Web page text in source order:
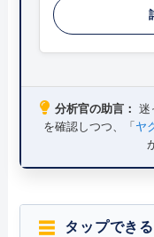
分析官の助言： 迷
を確認しつつ、「 ヤ
タップでき